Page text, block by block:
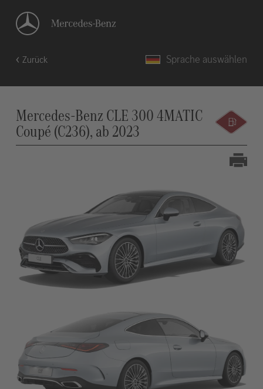
Zurück Sprache auswählen
Mercedes-Benz CLE 300 4MATIC
Coupé (C236), ab 2023